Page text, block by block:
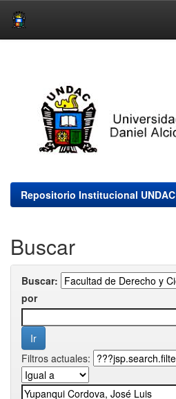
Repositorio Institucional UNDAC
Buscar
Buscar:
por
Filtros actuales: